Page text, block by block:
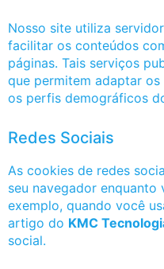
Nosso site utiliza
facilitar os conteúdos
páginas. Tais serviços
que permitem adaptar
os perfis demográficos
Redes Sociais
As cookies de redes
seu navegador
exemplo, quando você
artigo do KMC
social.